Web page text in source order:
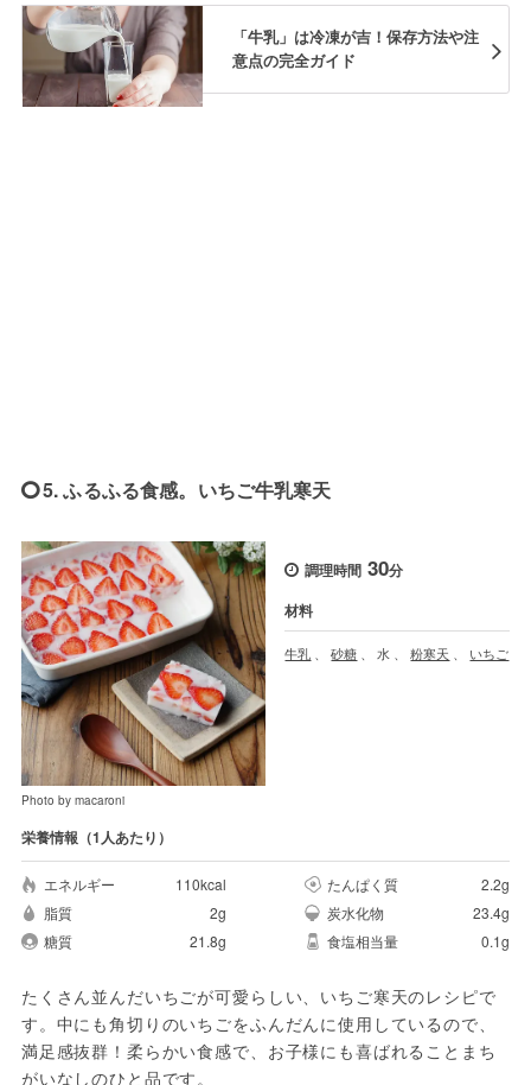
「牛乳」は冷凍が吉！保存方法や注
意点の完全ガイド
5. ふるふる食感。いちご牛乳寒天
Photo by macaroni
調理時間 30分
材料
牛乳 、砂糖 、水 、粉寒天 いちご
栄養情報（1人あたり）
エネルギー 110kcal たんぱく質
2.2g
脂質
2g 炭水化物
23.4g
糖質
21.8g 食塩相当量 0.1g
たくさん並んだいちごが可愛らしい、いちご寒天のレシピで
す。中にも角切りのいちごをふんだんに使用しているので、
満足感抜群！柔らかい食感で、お子様にも喜ばれることまち
がいなしのひと品です。